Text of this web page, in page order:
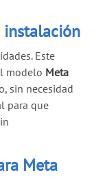
Este
modelo Meta
sin necesidad
para que
Meta